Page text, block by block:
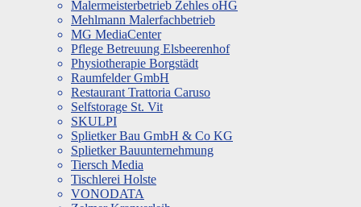
Malermeisterbetrieb Zehles oHG
Mehlmann Malerfachbetrieb
MG MediaCenter
Pflege Betreuung Elsbeerenhof
Physiotherapie Borgstädt
Raumfelder GmbH
Restaurant Trattoria Caruso
Selfstorage St. Vit
SKULPI
Splietker Bau GmbH & Co KG
Splietker Bauunternehmung
Tiersch Media
Tischlerei Holste
VONODATA